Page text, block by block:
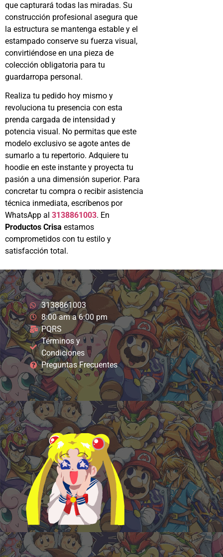
que capturará todas las miradas. Su
construcción profesional asegura que
la estructura se mantenga estable y el
estampado conserve su fuerza visual,
convirtiéndose en una pieza de
colección obligatoria para tu
guardarropa personal.
Realiza tu pedido hoy mismo y
revoluciona tu presencia con esta
prenda cargada de intensidad y
potencia visual. No permitas que este
modelo exclusivo se agote antes de
sumarlo a tu repertorio. Adquiere tu
hoodie en este instante y proyecta tu
pasión a una dimensión superior. Para
concretar tu compra o recibir asistencia
técnica inmediata, escríbenos por
WhatsApp al 3138861003. En
Productos Crisa estamos
comprometidos con tu estilo y
satisfacción total.
3138861003
8:00 am a 6:00 pm
PQRS
Términos y
Condiciones
Preguntas Frecuentes